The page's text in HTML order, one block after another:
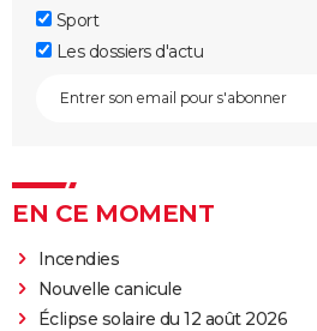
Sport
Les dossiers d'actu
EN CE MOMENT
Incendies
Nouvelle canicule
Éclipse solaire du 12 août 2026